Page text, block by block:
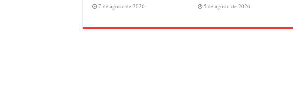
7 de agosto de 2026 5 de agosto de 2026